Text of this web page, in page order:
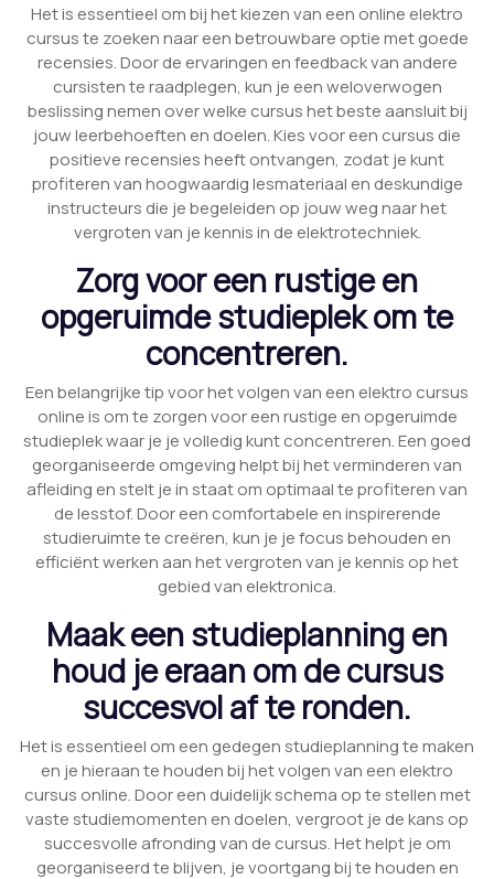
Het is essentieel om bij het kiezen van een online elektro
cursus te zoeken naar een betrouwbare optie met goede
recensies. Door de ervaringen en feedback van andere
cursisten te raadplegen, kun je een weloverwogen
beslissing nemen over welke cursus het beste aansluit bij
jouw leerbehoeften en doelen. Kies voor een cursus die
positieve recensies heeft ontvangen, zodat je kunt
profiteren van hoogwaardig lesmateriaal en deskundige
instructeurs die je begeleiden op jouw weg naar het
vergroten van je kennis in de elektrotechniek.
Zorg voor een rustige en
opgeruimde studieplek om te
concentreren.
Een belangrijke tip voor het volgen van een elektro cursus
online is om te zorgen voor een rustige en opgeruimde
studieplek waar je je volledig kunt concentreren. Een goed
georganiseerde omgeving helpt bij het verminderen van
afleiding en stelt je in staat om optimaal te profiteren van
de lesstof. Door een comfortabele en inspirerende
studieruimte te creëren, kun je je focus behouden en
efficiënt werken aan het vergroten van je kennis op het
gebied van elektronica.
Maak een studieplanning en
houd je eraan om de cursus
succesvol af te ronden.
Het is essentieel om een gedegen studieplanning te maken
en je hieraan te houden bij het volgen van een elektro
cursus online. Door een duidelijk schema op te stellen met
vaste studiemomenten en doelen, vergroot je de kans op
succesvolle afronding van de cursus. Het helpt je om
georganiseerd te blijven, je voortgang bij te houden en